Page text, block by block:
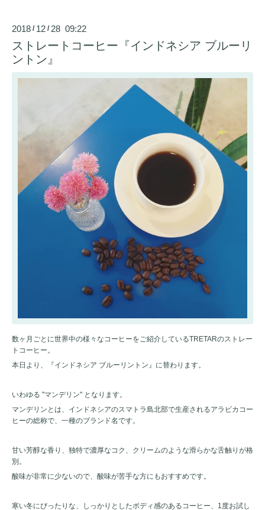
2018 / 12 / 28 09:22
ストレートコーヒー『インドネシア ブルーリ
ントン』
数ヶ月ごとに世界中の様々なコーヒーをご紹介しているTRETARのストレー
トコーヒー。
本日より、『インドネシア ブルーリントン』に替わります。
いわゆる "マンデリン" となります。
マンデリンとは、インドネシアのスマトラ島北部で生産されるアラビカコー
ヒーの総称で、一種のブランド名です。
甘い芳醇な香り、独特で濃厚なコク、クリームのような滑らかな舌触りが格
別。
酸味が非常に少ないので、酸味が苦手な方にもおすすめです。
寒い冬にぴったりな、しっかりとしたボディ感のあるコーヒー、1度お試し